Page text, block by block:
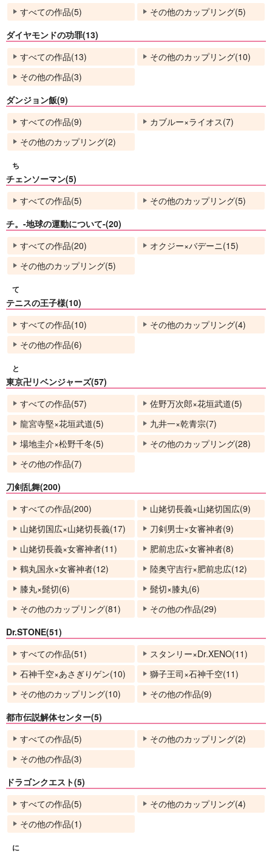
すべての作品(5)
その他のカップリング(5)
ダイヤモンドの功罪(13)
すべての作品(13)
その他のカップリング(10)
その他の作品(3)
ダンジョン飯(9)
すべての作品(9)
カブルー×ライオス(7)
その他のカップリング(2)
ち
チェンソーマン(5)
すべての作品(5)
その他のカップリング(5)
チ。-地球の運動について-(20)
すべての作品(20)
オクジー×バデーニ(15)
その他のカップリング(5)
て
テニスの王子様(10)
すべての作品(10)
その他のカップリング(4)
その他の作品(6)
と
東京卍リベンジャーズ(57)
すべての作品(57)
佐野万次郎×花垣武道(5)
龍宮寺堅×花垣武道(5)
九井一×乾青宗(7)
場地圭介×松野千冬(5)
その他のカップリング(28)
その他の作品(7)
刀剣乱舞(200)
すべての作品(200)
山姥切長義×山姥切国広(9)
山姥切国広×山姥切長義(17)
刀剣男士×女審神者(9)
山姥切長義×女審神者(11)
肥前忠広×女審神者(8)
鶴丸国永×女審神者(12)
陸奥守吉行×肥前忠広(12)
膝丸×髭切(6)
髭切×膝丸(6)
その他のカップリング(81)
その他の作品(29)
Dr.STONE(51)
すべての作品(51)
スタンリー×Dr.XENO(11)
石神千空×あさぎりゲン(10)
獅子王司×石神千空(11)
その他のカップリング(10)
その他の作品(9)
都市伝説解体センター(5)
すべての作品(5)
その他のカップリング(2)
その他の作品(3)
ドラゴンクエスト(5)
すべての作品(5)
その他のカップリング(4)
その他の作品(1)
に